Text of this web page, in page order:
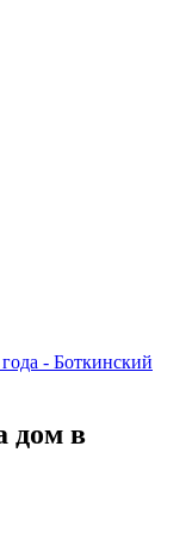
дом в